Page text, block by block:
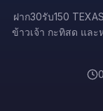
ฝาก30รับ150
ข้าวเจ้า กะทิสด แล